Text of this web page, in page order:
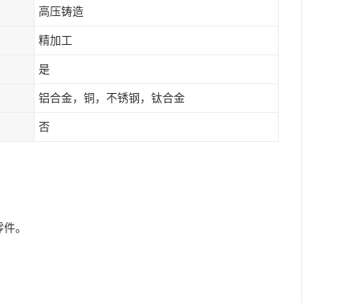
高压铸造
精加工
是
铝合金，铜，不锈钢，钛合金
否
。